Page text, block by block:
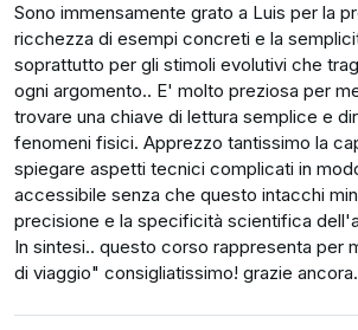
Sono immensamente grato a Luis per la
ricchezza di esempi concreti e la
soprattutto per gli stimoli evolutivi che
ogni argomento.. E' molto preziosa per
trovare una chiave di lettura semplice e
fenomeni fisici. Apprezzo tantissimo la
spiegare aspetti tecnici complicati in
accessibile senza che questo intacchi
precisione e la specificità scientifica
In sintesi.. questo corso rappresenta per
di viaggio" consigliatissimo! grazie